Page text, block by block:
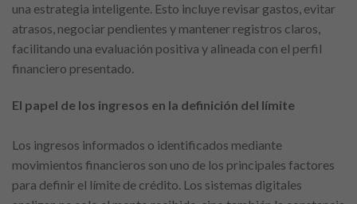
una estrategia inteligente. Esto incluye revisar gastos, evitar
atrasos, negociar pendientes y mantener registros claros,
facilitando una evaluación positiva y alineada con el perfil
financiero presentado.
El papel de los ingresos en la definición del límite
Los ingresos informados o identificados mediante
movimientos financieros son uno de los principales factores
para definir el límite de crédito. Los sistemas digitales